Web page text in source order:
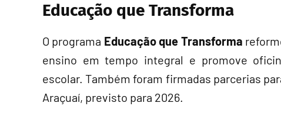
Educação que Transforma
O programa Educação que Transforma
ensino em tempo integral e promove
escolar. Também foram firmadas parcerias
Araçuaí, previsto para 2026.